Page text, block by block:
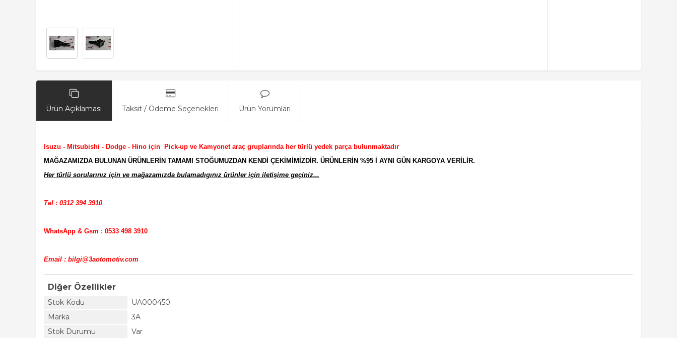
Ürün Açıklaması Taksit / Ödeme Seçenekleri Ürün Yorumları
Isuzu - Mitsubishi - Dodge - Hino için Pick-up ve Kamyonet araç gruplarında her türlü yedek parça bulunmaktadır
MAĞAZAMIZDA BULUNAN ÜRÜNLERİN TAMAMI STOĞUMUZDAN KENDİ ÇEKİMİMİZDİR. ÜRÜNLERİN %95 İ AYNI GÜN KARGOYA VERİLİR.
Her türlü sorularınız için ve mağazamızda bulamadıgınız ürünler için iletişime geçiniz...
Tel : 0312 394 3910
WhatsApp & Gsm : 0533 498 3910
Email : bilgi@3aotomotiv.com
Diğer Özellikler
Stok Kodu
UA000450
Marka
3A
Stok Durumu
Var